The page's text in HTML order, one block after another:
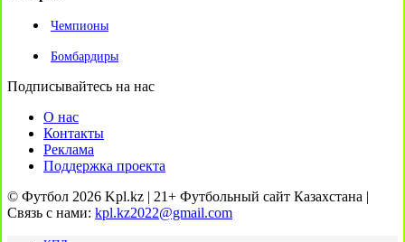
Чемпионы
Бомбардиры
Подписывайтесь на нас
О нас
Контакты
Реклама
Поддержка проекта
© Футбол 2026 Kpl.kz | 21+ Футбольный сайт Казахстана |
Связь с нами: kpl.kz2022@gmail.com